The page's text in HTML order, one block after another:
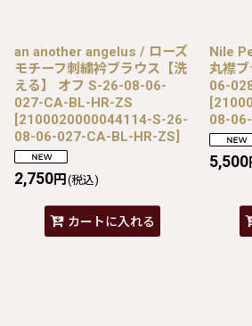
an another angelus / ローズ
モチーフ刺繍衿ブラウス【洗
える】 オフ S-26-08-06-
027-CA-BL-HR-ZS
[2100020000044114-S-26-
08-06-027-CA-BL-HR-ZS]
2,750円 (税込)
カートに入れる
Nile
丸襟
06-
[
08-
5,500